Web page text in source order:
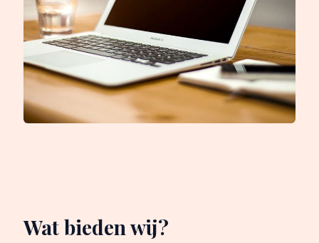
Wat bieden wij?